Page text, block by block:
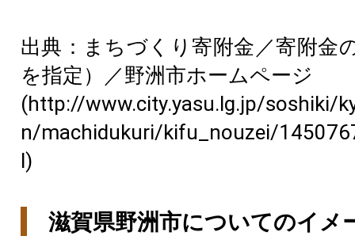
出典：まちづくり寄附金／寄附金
を指定）／野洲市ホームページ
(http://www.city.yasu.lg.jp/soshiki/
n/machidukuri/kifu_nouzei/
l)
滋賀県野洲市についてのイメ